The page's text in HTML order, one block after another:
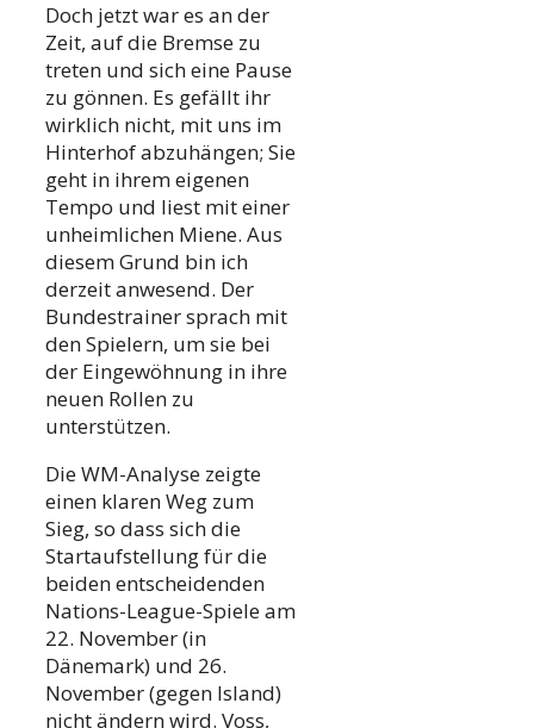
Doch jetzt war es an der
Zeit, auf die Bremse zu
treten und sich eine Pause
zu gönnen. Es gefällt ihr
wirklich nicht, mit uns im
Hinterhof abzuhängen; Sie
geht in ihrem eigenen
Tempo und liest mit einer
unheimlichen Miene. Aus
diesem Grund bin ich
derzeit anwesend. Der
Bundestrainer sprach mit
den Spielern, um sie bei
der Eingewöhnung in ihre
neuen Rollen zu
unterstützen.
Die WM-Analyse zeigte
einen klaren Weg zum
Sieg, so dass sich die
Startaufstellung für die
beiden entscheidenden
Nations-League-Spiele am
22. November (in
Dänemark) und 26.
November (gegen Island)
nicht ändern wird. Voss,